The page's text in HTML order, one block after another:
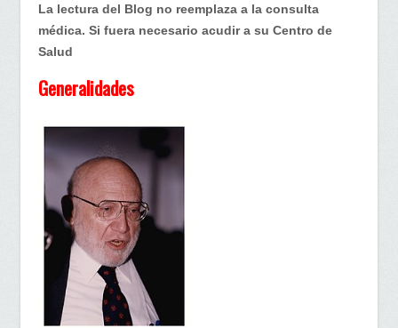
Viviríamos
sin
La lectura del Blog no reemplaza a la consulta
médica. Si fuera necesario acudir a su Centro de
Salud
Generalidades